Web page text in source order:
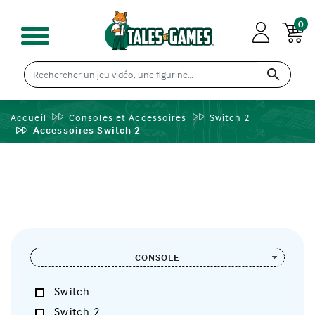

0
Accueil Consoles et Accessoires
Switch 2
Accessoires Switch 2
CONSOLE
Switch
Switch 2